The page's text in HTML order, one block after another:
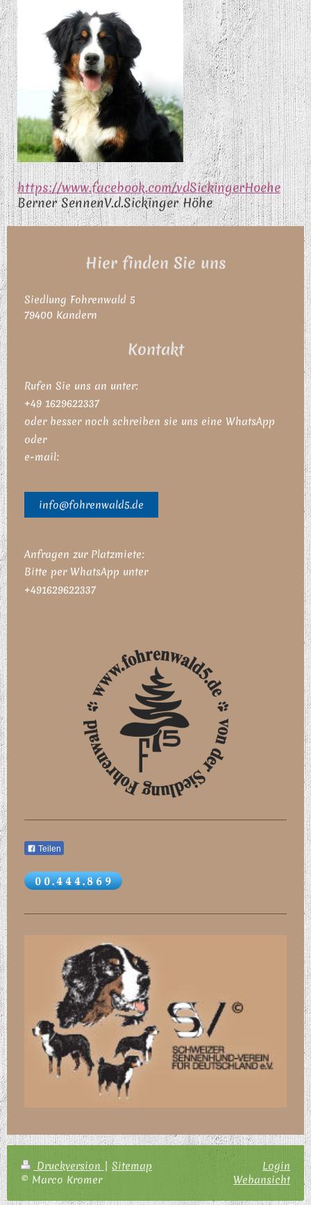
https://www.facebook.com/vdSickingerHoehe
Berner SennenV.d.Sickinger Höhe
Hier finden Sie uns
Siedlung Fohrenwald 5
79400 Kandern
Kontakt
Rufen Sie uns an unter:
+49 1629622337
oder besser noch schreiben sie uns eine WhatsApp
oder
e-mail:
info@fohrenwald5.de
Anfragen zur Platzmiete:
Bitte per WhatsApp unter
+491629622337
Teilen
Druckversion | Sitemap
© Marco Kromer
Login
Webansicht